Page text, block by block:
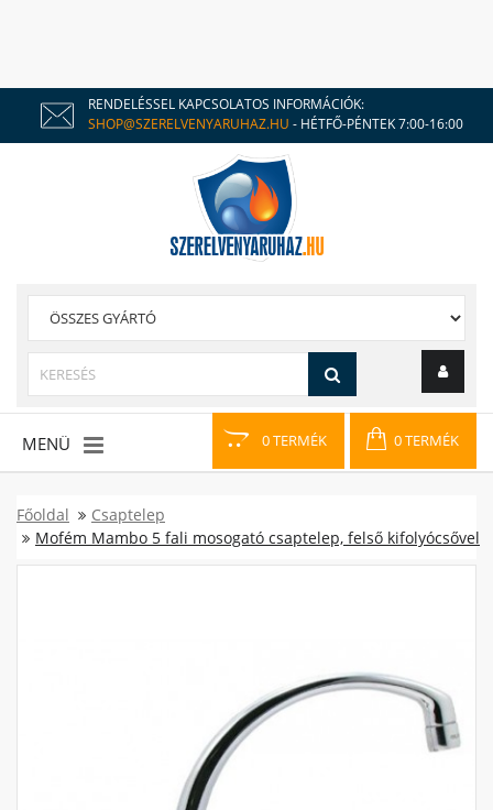
RENDELÉSSEL KAPCSOLATOS INFORMÁCIÓK:
SHOP@SZERELVENYARUHAZ.HU - HÉTFŐ-PÉNTEK 7:00-16:00
0 TERMÉK 0 TERMÉK
MENÜ
Főoldal
Csaptelep
Mofém Mambo 5 fali mosogató csaptelep, felső kifolyócsővel